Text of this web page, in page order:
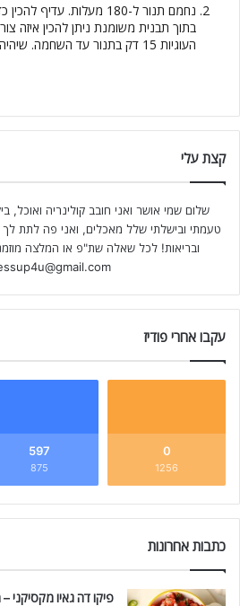
נחמם תנור ל-180 מעלות.
בתוך תבנית משומנת ניתן להכין איזה
העוגיות 15 דק בתנור עד השחמה. שיהיה בתאבון!
קצת עלי
שלום שמי אושר ואני חובב קולינריה ואוכל,
טעמתי ובישלתי שלל מאכלים, ואני פה לתת לך
ובריאות! לכל שאלה שת"פ או המלצה
עקבו אחרי פודיז
0
1256
597
875
כתבות אחרונות
פיקו דה גאיו מקסיקני